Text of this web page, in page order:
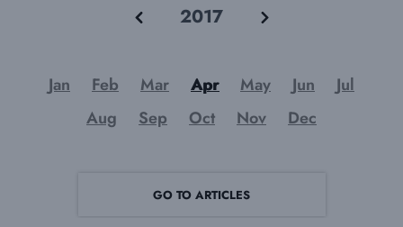
2017
Jan Feb Mar Apr May Jun
Jul
Aug
Sep Oct Nov Dec
GO TO ARTICLES